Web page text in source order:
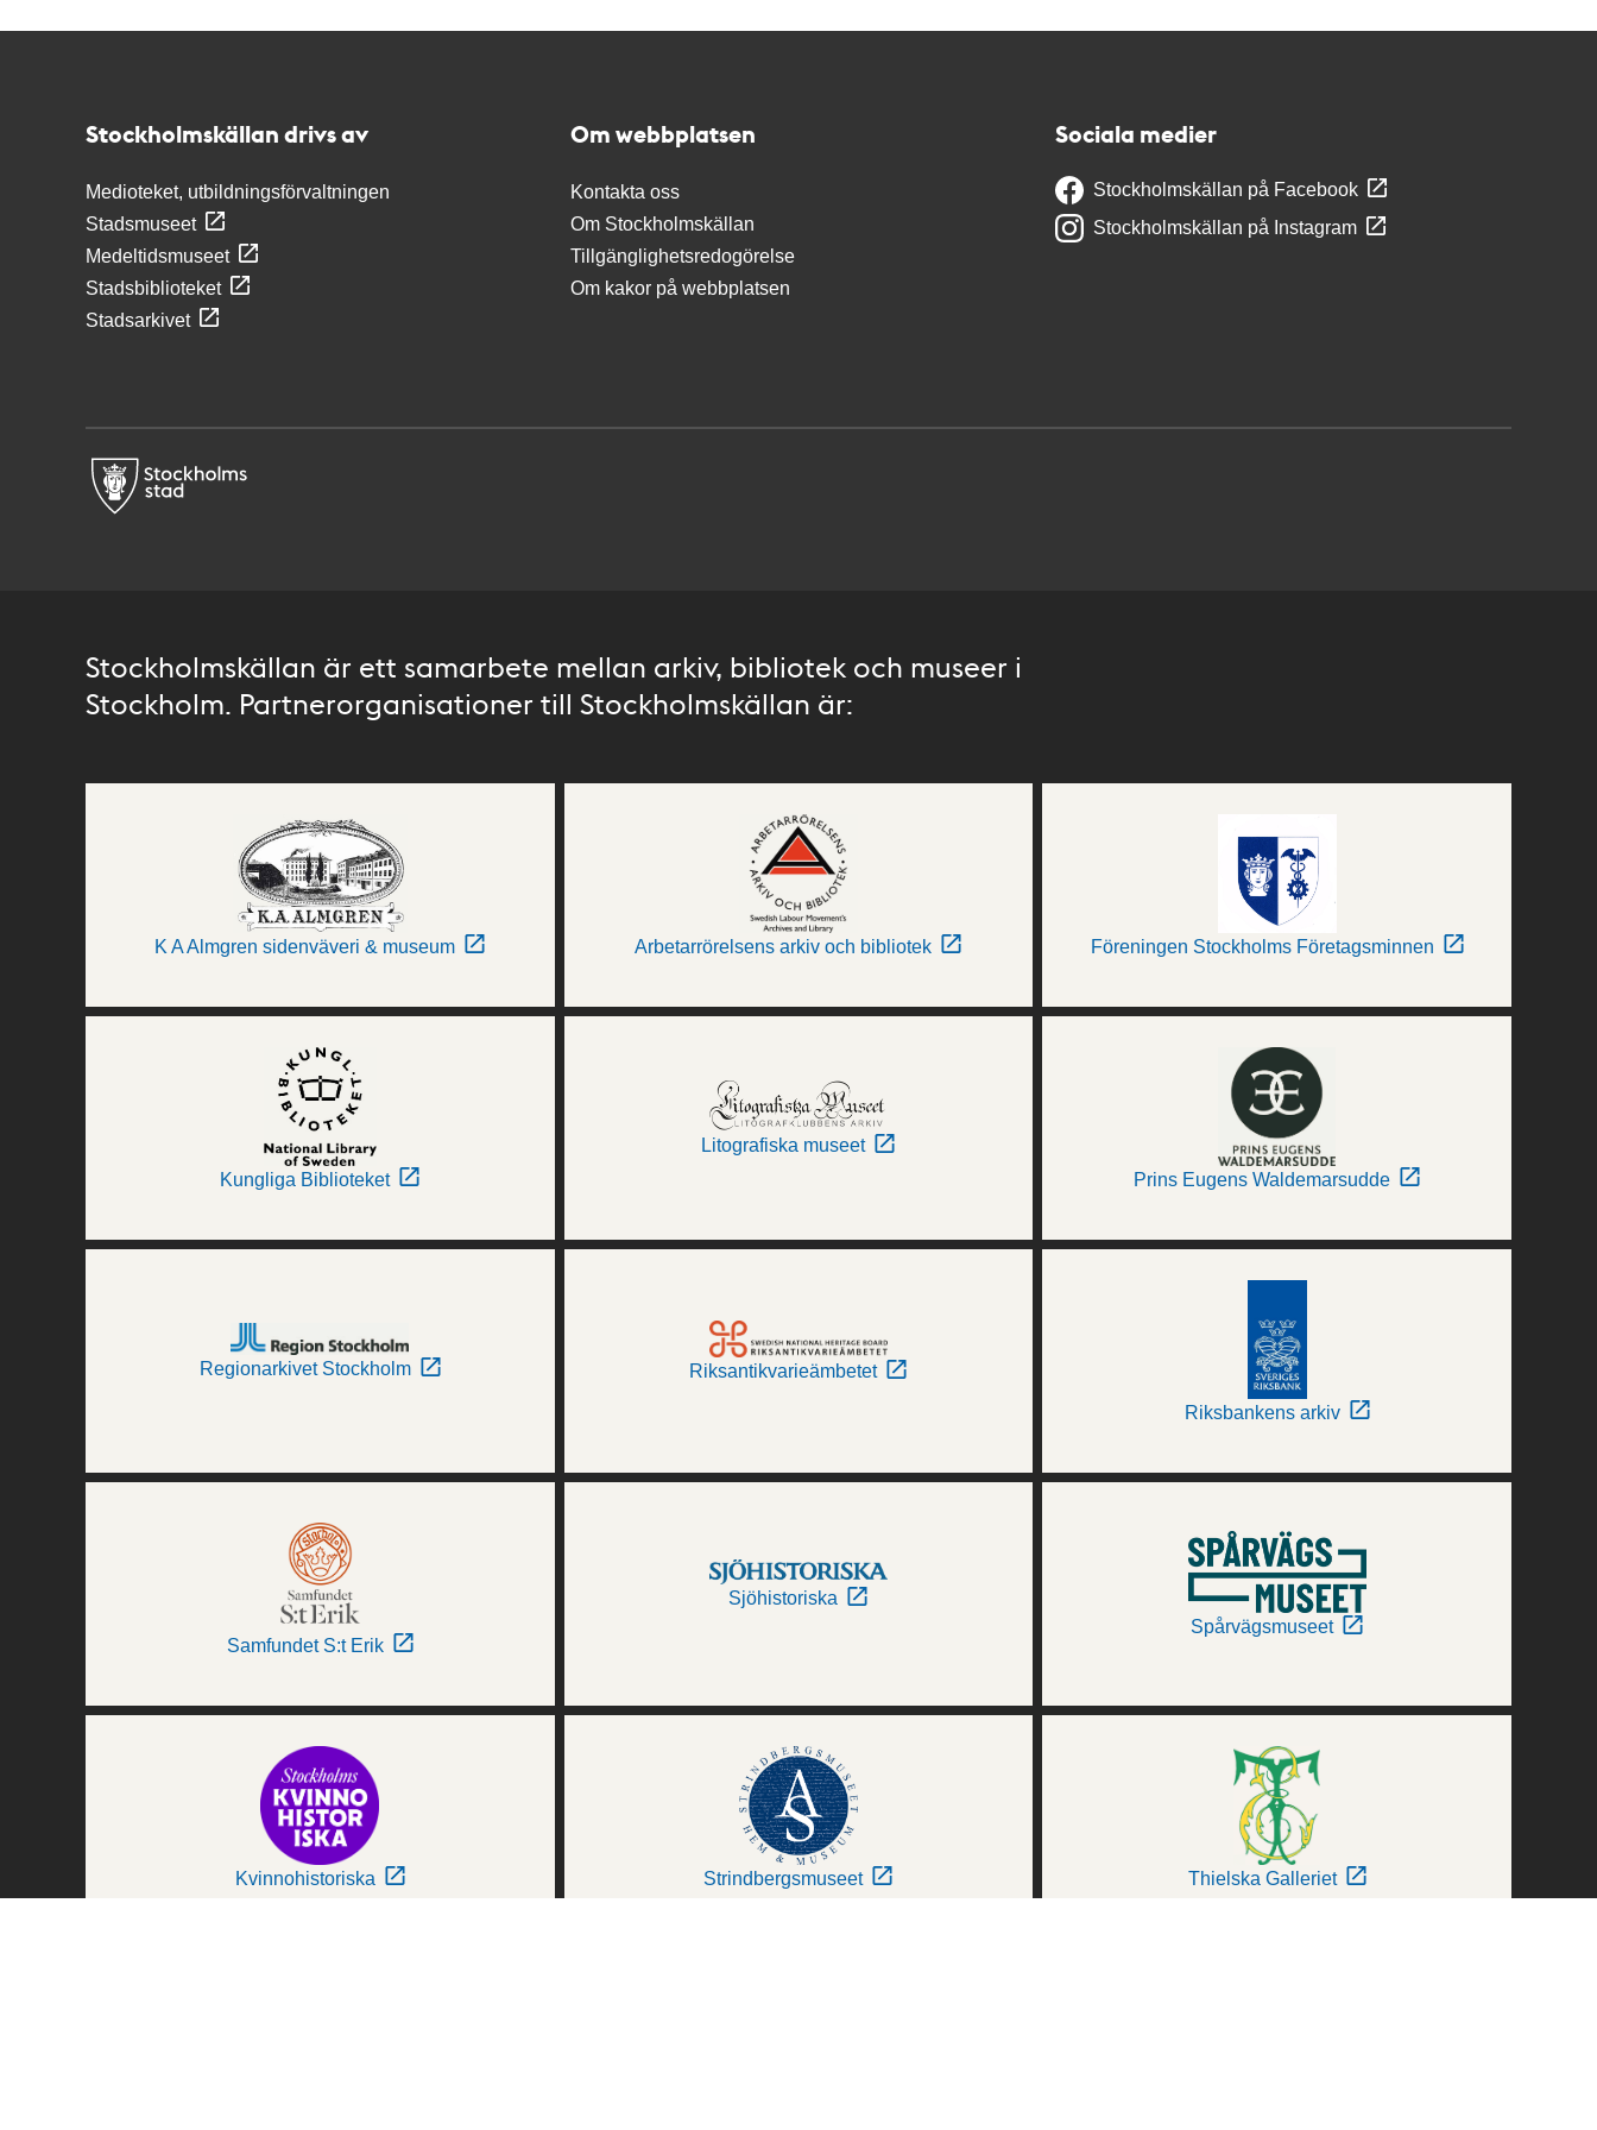
Stockholmskällan drivs av
Medioteket, utbildningsförvaltningen
Stadsmuseet
Medeltidsmuseet
Stadsbiblioteket
Stadsarkivet
Om webbplatsen
Kontakta oss
Om Stockholmskällan
Tillgänglighetsredogörelse
Om kakor på webbplatsen
Sociala medier
Stockholmskällan på Facebook
Stockholmskällan på Instagram
Stockholmskällan är ett samarbete mellan arkiv, bibliotek och museer i
Stockholm. Partnerorganisationer till Stockholmskällan är:
K A Almgren sidenväveri & museum Arbetarrörelsens arkiv och bibliotek Föreningen Stockholms Företagsminnen
Kungliga Biblioteket
Litografiska museet
Prins Eugens Waldemarsudde
Regionarkivet Stockholm Riksantikvarieämbetet
Riksbankens arkiv
Samfundet S:t Erik
Sjöhistoriska
Spårvägsmuseet
Kvinnohistoriska Strindbergsmuseet Thielska Galleriet